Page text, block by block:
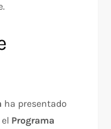
ha presentado
Programa